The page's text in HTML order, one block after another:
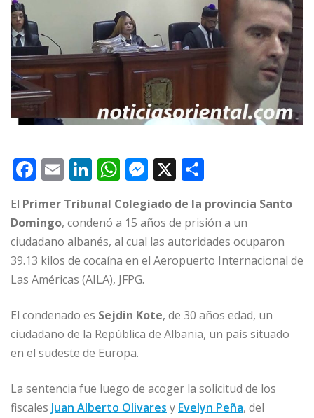
F
a
c
e
b
o
o
k
E
m
ai
l
Li
k
e
dI
n
W
h
at
s
A
p
p
M
e
ss
e
n
e
r
X
m
p
ar
r
El Primer Tribunal Colegiado de la provincia Santo
Domingo, condenó a 15 años de prisión a un
ciudadano albanés, al cual las autoridades ocuparon
39.13 kilos de cocaína en el Aeropuerto Internacional de
Las Américas (AILA), JFPG.
El condenado es Sejdin Kote, de 30 años edad, un
ciudadano de la República de Albania, un país situado
en el sudeste de Europa.
La sentencia fue luego de acoger la solicitud de los
fiscales Juan Alberto Olivares y Evelyn Peña, del